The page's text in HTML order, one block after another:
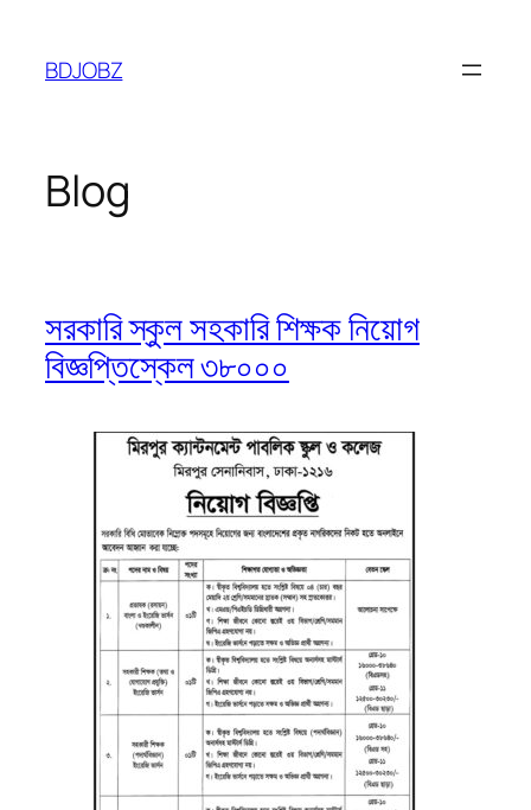
content
BDJOBZ
Blog
সরকারি স্কুল সহকারি শিক্ষক নিয়োগ
বিজ্ঞপ্তিস্কেল ৩৮০০০